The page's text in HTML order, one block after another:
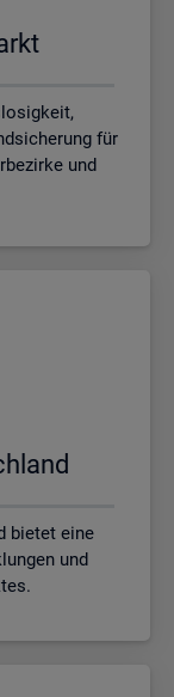
für
und
bietet eine
und